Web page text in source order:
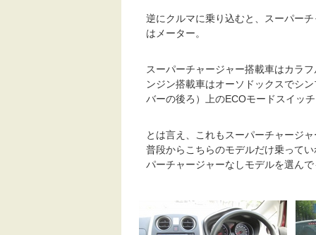
逆にクルマに乗り込むと、スーパー
はメーター。
スーパーチャージャー搭載車はカラ
ンジン搭載車はオーソドックスでシ
バーの後ろ）上のECOモードスイッ
とは言え、これもスーパーチャージ
普段からこちらのモデルだけ乗って
パーチャージャーなしモデルを選ん